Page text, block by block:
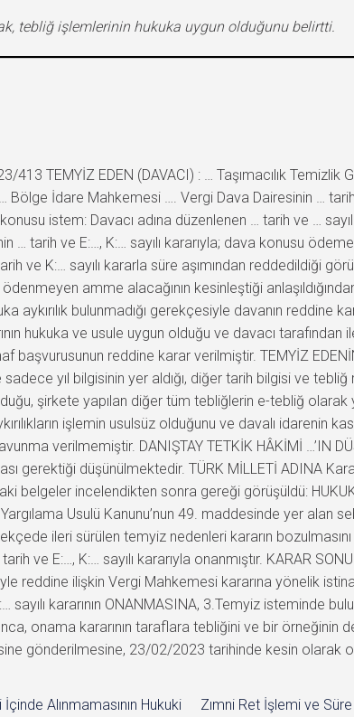
tebliğ işlemlerinin hukuka uygun olduğunu belirtti.
TEMYİZ EDEN (DAVACI) : … Taşımacılık Temizlik
İdare Mahkemesi …. Vergi Dava Dairesinin … tarih
istem: Davacı adına düzenlenen … tarih ve …
tarih ve E:…, K:… sayılı kararıyla; dava konusu
ve K:… sayılı kararla süre aşımından reddedildiği
amme alacağının kesinleştiği
bulunmadığı gerekçesiyle davanın reddine
hukuka ve usule uygun olduğu ve davacı tarafından
başvurusunun reddine karar verilmiştir. TEMYİZ
yıl bilgisinin yer aldığı, diğer tarih bilgisi ve
şirkete yapılan diğer tüm tebliğlerin e-tebliğ olarak
işlemin usulsüz olduğunu ve davalı idarenin
verilmemiştir. DANIŞTAY TETKİK HÂKİMİ …’IN
gerektiği düşünülmektedir. TÜRK MİLLETİ ADINA
belgeler incelendikten sonra gereği görüşüldü:
Usulü Kanunu’nun 49. maddesinde yer alan
ileri sürülen temyiz nedenleri kararın
E:…, K:… sayılı kararıyla onanmıştır. KARAR
reddine ilişkin Vergi Mahkemesi kararına yönelik
kararının ONANMASINA, 3.Temyiz isteminde
onama kararının taraflara tebliğini ve bir
gönderilmesine, 23/02/2023 tarihinde kesin olarak
Alınmamasının Hukuki
Zımni Ret İşlemi ve Süre